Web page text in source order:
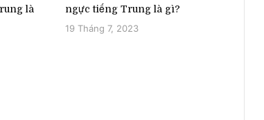
là
ngực tiếng Trung là gì?
19 Tháng 7, 2023